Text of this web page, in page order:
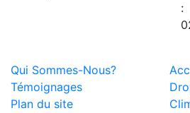
:
Qui Sommes-Nous?
Témoignages
Plan du site